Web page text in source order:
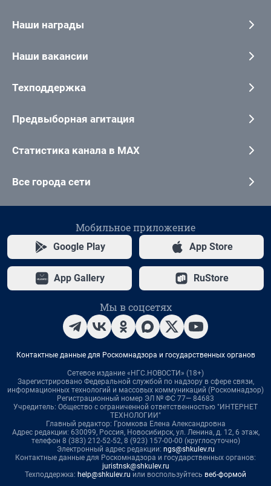
Наши награды
Наши вакансии
Техподдержка
Предвыборная агитация
Статистика канала в MAX
Все города сети
Мобильное приложение
Google Play App Store
App Gallery RuStore
Мы в соцсетях
Контактные данные для Роскомнадзора и государственных органов
Сетевое издание «НГС.НОВОСТИ» (18+)
Зарегистрировано Федеральной службой по надзору в сфере связи,
информационных технологий и массовых коммуникаций (Роскомнадзор)
Регистрационный номер ЭЛ № ФС 77— 84683
Учредитель: Общество с ограниченной ответственностью "ИНТЕРНЕТ
ТЕХНОЛОГИИ"
Главный редактор: Громкова Елена Александровна
Адрес редакции: 630099, Россия, Новосибирск, ул. Ленина, д. 12, 6 этаж,
телефон 8 (383) 212-52-52, 8 (923) 157-00-00 (круглосуточно)
Электронный адрес редакции: ngs@shkulev.ru
Контактные данные для Роскомнадзора и государственных органов:
juristnsk@shkulev.ru
Техподдержка: help@shkulev.ru или воспользуйтесь веб-формой